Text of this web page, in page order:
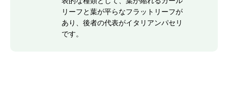
リーフと葉が平らなフラットリーフが
あり、後者の代表がイタリアンパセリ
です。